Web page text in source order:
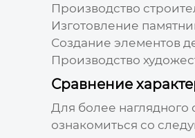
Производство
Изготовление
Создание элементов
Производство
Сравнение
Для более наглядного
ознакомиться со